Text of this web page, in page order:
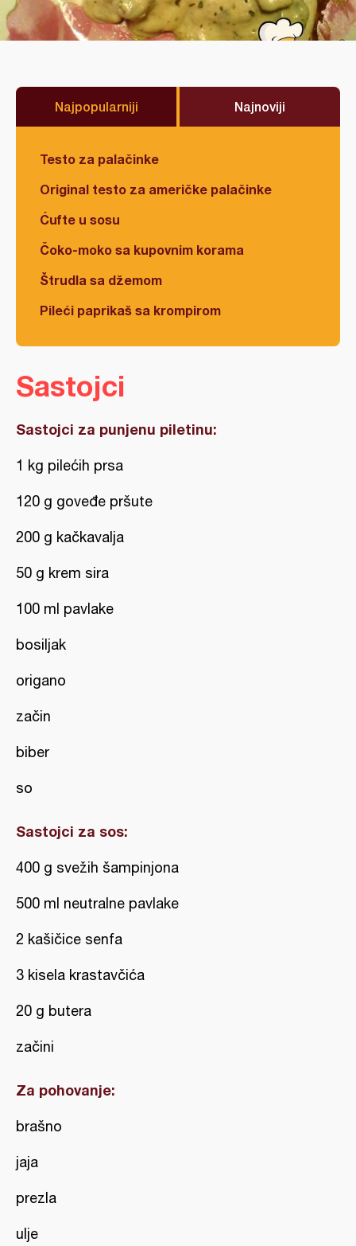
Najpopularniji Najnoviji
Testo za palačinke
Original testo za američke palačinke
Ćufte u sosu
Čoko-moko sa kupovnim korama
Štrudla sa džemom
Pileći paprikaš sa krompirom
Sastojci
Sastojci za punjenu piletinu:
1 kg pilećih prsa
120 g goveđe pršute
200 g kačkavalja
50 g krem sira
100 ml pavlake
bosiljak
origano
začin
biber
so
Sastojci za sos:
400 g svežih šampinjona
500 ml neutralne pavlake
2 kašičice senfa
3 kisela krastavčića
20 g butera
začini
Za pohovanje:
brašno
jaja
prezla
ulje